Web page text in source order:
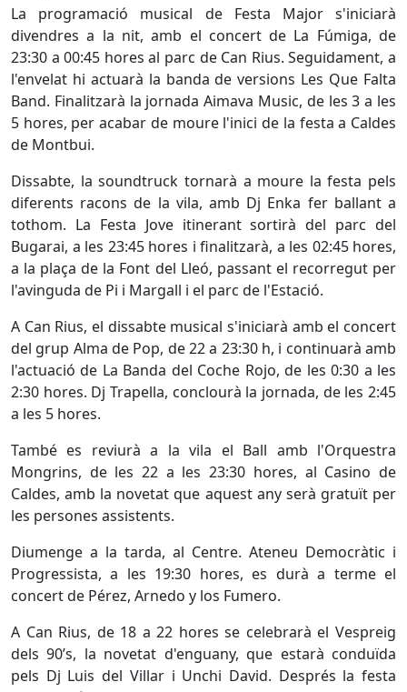
La programació musical de Festa Major s'iniciarà
divendres a la nit, amb el concert de La Fúmiga, de
23:30 a 00:45 hores al parc de Can Rius. Seguidament, a
l'envelat hi actuarà la banda de versions Les Que Falta
Band. Finalitzarà la jornada Aimava Music, de les 3 a les
5 hores, per acabar de moure l'inici de la festa a Caldes
de Montbui.
Dissabte, la soundtruck tornarà a moure la festa pels
diferents racons de la vila, amb Dj Enka fer ballant a
tothom. La Festa Jove itinerant sortirà del parc del
Bugarai, a les 23:45 hores i finalitzarà, a les 02:45 hores,
a la plaça de la Font del Lleó, passant el recorregut per
l'avinguda de Pi i Margall i el parc de l'Estació.
A Can Rius, el dissabte musical s'iniciarà amb el concert
del grup Alma de Pop, de 22 a 23:30 h, i continuarà amb
l'actuació de La Banda del Coche Rojo, de les 0:30 a les
2:30 hores. Dj Trapella, conclourà la jornada, de les 2:45
a les 5 hores.
També es reviurà a la vila el Ball amb l'Orquestra
Mongrins, de les 22 a les 23:30 hores, al Casino de
Caldes, amb la novetat que aquest any serà gratuït per
les persones assistents.
Diumenge a la tarda, al Centre. Ateneu Democràtic i
Progressista, a les 19:30 hores, es durà a terme el
concert de Pérez, Arnedo y los Fumero.
A Can Rius, de 18 a 22 hores se celebrarà el Vespreig
dels 90’s, la novetat d'enguany, que estarà conduïda
pels Dj Luis del Villar i Unchi David. Després la festa